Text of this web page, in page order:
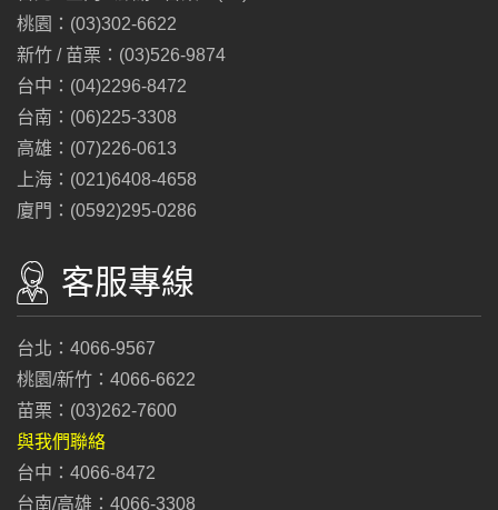
桃園：(03)302-6622
新竹 / 苗栗：(03)526-9874
台中：(04)2296-8472
台南：(06)225-3308
高雄：(07)226-0613
上海：(021)6408-4658
廈門：(0592)295-0286
客服專線
台北：4066-9567
桃園/新竹：4066-6622
苗栗：(03)262-7600
與我們聯絡
台中：4066-8472
台南/高雄：4066-3308